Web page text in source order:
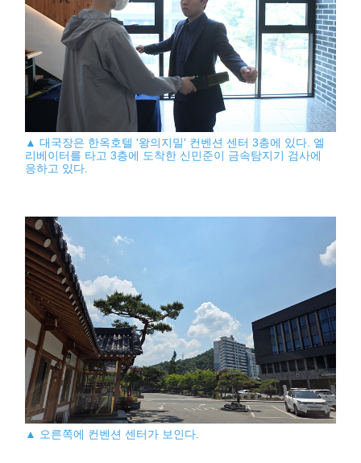
▲ 대국장은 한옥호텔 '왕의지밀' 컨벤션 센터 3층에 있다. 엘
리베이터를 타고 3층에 도착한 신민준이 금속탐지기 검사에
응하고 있다.
▲ 오른쪽에 컨벤션 센터가 보인다.